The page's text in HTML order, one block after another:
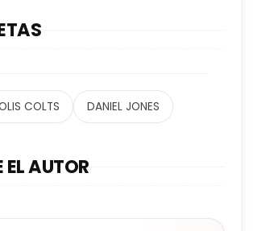
COLTS DANIEL JONES
EL AUTOR